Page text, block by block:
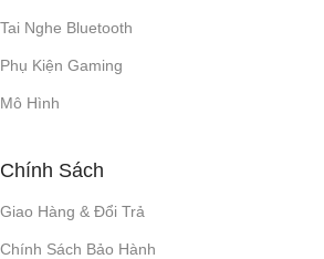
Tai Nghe Bluetooth
Phụ Kiện Gaming
Mô Hình
Chính Sách
Giao Hàng & Đổi Trả
Chính Sách Bảo Hành